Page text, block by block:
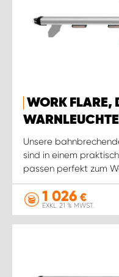
WORK FLARE,
WARNLEUCHTE
Unsere
sind in einem
passen perfekt zum
1 026 €
EXKL. 21 % MWST.